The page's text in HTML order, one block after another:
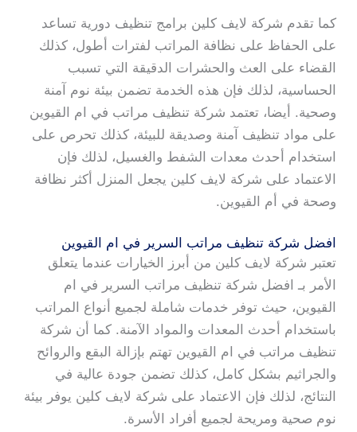
كما تقدم شركة لايف كلين برامج تنظيف دورية تساعد
على الحفاظ على نظافة المراتب لفترات أطول، كذلك
القضاء على العث والحشرات الدقيقة التي تسبب
الحساسية، لذلك فإن هذه الخدمة تضمن بيئة نوم آمنة
وصحية. أيضا، تعتمد شركة تنظيف مراتب في ام القيوين
على مواد تنظيف آمنة وصديقة للبيئة، كذلك تحرص على
استخدام أحدث معدات الشفط والغسيل، لذلك فإن
الاعتماد على شركة لايف كلين يجعل المنزل أكثر نظافة
وصحة في أم القيوين.
افضل شركة تنظيف مراتب السرير في ام القيوين
تعتبر شركة لايف كلين من أبرز الخيارات عندما يتعلق
الأمر بـ افضل شركة تنظيف مراتب السرير في ام
القيوين، حيث توفر خدمات شاملة لجميع أنواع المراتب
باستخدام أحدث المعدات والمواد الآمنة. كما أن شركة
تنظيف مراتب في ام القيوين تهتم بإزالة البقع والروائح
والجراثيم بشكل كامل، كذلك تضمن جودة عالية في
النتائج، لذلك فإن الاعتماد على شركة لايف كلين يوفر بيئة
نوم صحية ومريحة لجميع أفراد الأسرة.